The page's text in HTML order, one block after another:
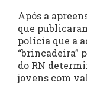
Após a
que
polícia que a
“brincadeira”
do RN
jovens com